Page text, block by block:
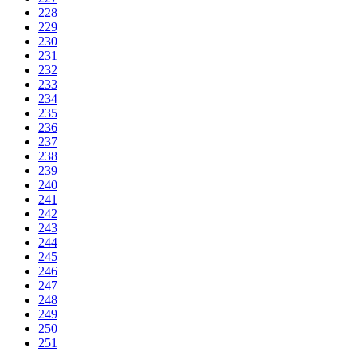
228
229
230
231
232
233
234
235
236
237
238
239
240
241
242
243
244
245
246
247
248
249
250
251